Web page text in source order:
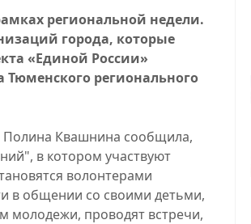
региональной недели.
города, которые
«Единой России»
Тюменского регионального
Полина Квашнина сообщила,
в котором участвуют
волонтерами
в общении со своими детьми,
молодежи, проводят встречи,